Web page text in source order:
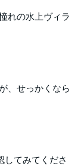
れの水上ヴィラ
、せっかくなら
してみてくださ